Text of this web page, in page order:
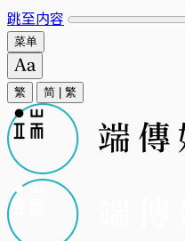
跳至内容
菜单
繁 简 繁